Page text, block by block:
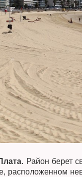
. Район берет
расположенном